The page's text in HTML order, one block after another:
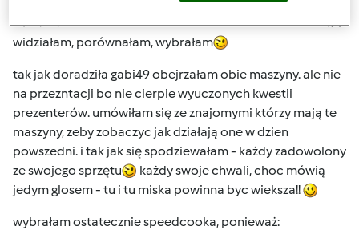
śr., 04/17/2013 - 18:07
#4
widziałam, porównałam, wybrałam
tak jak doradziła gabi49 obejrzałam obie maszyny. ale nie
na przezntacji bo nie cierpie wyuczonych kwestii
prezenterów. umówiłam się ze znajomymi którzy mają te
maszyny, zeby zobaczyc jak działają one w dzien
powszedni. i tak jak się spodziewałam - każdy zadowolony
ze swojego sprzętu
każdy swoje chwali, choc mówią
jedym glosem - tu i tu miska powinna byc wieksza!!
wybrałam ostatecznie speedcooka, ponieważ: